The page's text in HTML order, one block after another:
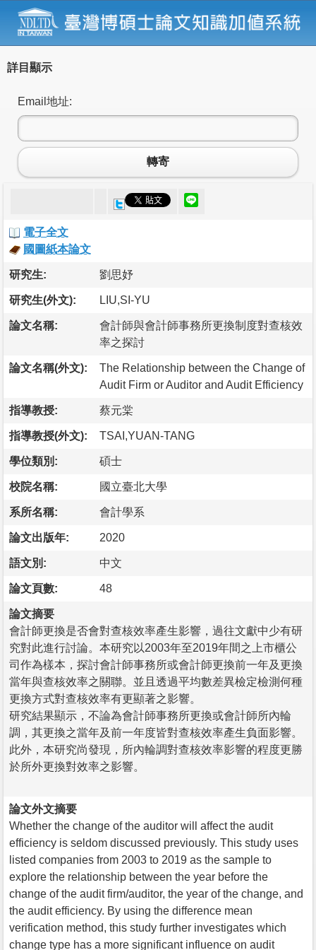
詳目顯示
Email地址:
轉寄
電子全文
國圖紙本論文
研究生: 劉思妤
研究生(外文): LIU,SI-YU
論文名稱:
會計師與會計師事務所更換制度對查核效
率之探討
論文名稱(外文):
The Relationship between the Change of
Audit Firm or Auditor and Audit Efficiency
指導教授: 蔡元棠
指導教授(外文): TSAI,YUAN-TANG
學位類別: 碩士
校院名稱: 國立臺北大學
系所名稱: 會計學系
論文出版年: 2020
語文別: 中文
論文頁數: 48
論文摘要
會計師更換是否會對查核效率產生影響，過往文獻中少有研
究對此進行討論。本研究以2003年至2019年間之上市櫃公
司作為樣本，探討會計師事務所或會計師更換前一年及更換
當年與查核效率之關聯。並且透過平均數差異檢定檢測何種
更換方式對查核效率有更顯著之影響。
研究結果顯示，不論為會計師事務所更換或會計師所內輪
調，其更換之當年及前一年度皆對查核效率產生負面影響。
此外，本研究尚發現，所內輪調對查核效率影響的程度更勝
於所外更換對效率之影響。
論文外文摘要
Whether the change of the auditor will affect the audit
efficiency is seldom discussed previously. This study uses
listed companies from 2003 to 2019 as the sample to
explore the relationship between the year before the
change of the audit firm/auditor, the year of the change, and
the audit efficiency. By using the difference mean
verification method, this study further investigates which
change type has a more significant influence on audit